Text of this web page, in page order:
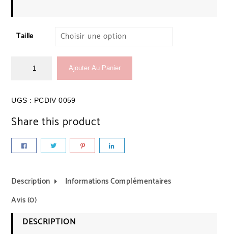
Taille
Ajouter Au Panier
UGS : PCDIV 0059
Share this product
Description
Informations Complémentaires
Avis (0)
DESCRIPTION